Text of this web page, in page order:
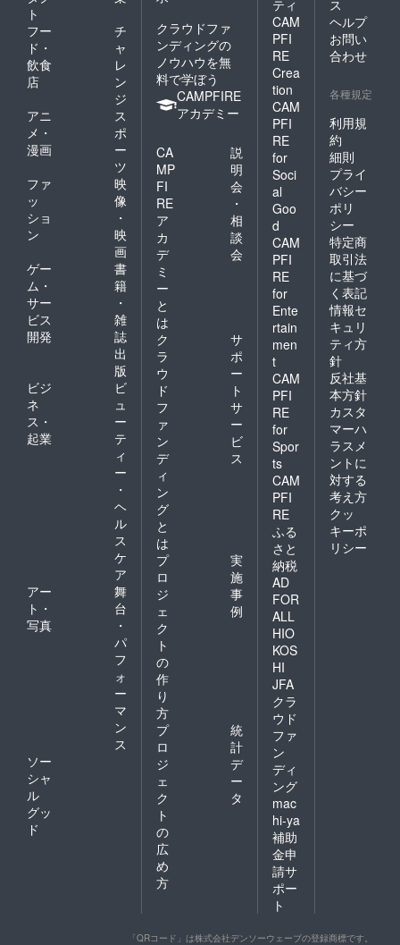
ト
フー
ド・
飲食
店
チ
ャ
レ
ン
ジ
アニ
メ・
漫画
ス
ポ
ー
ツ
ファ
ッ
ショ
ン
映
像
・
映
画
ゲー
ム・
サー
ビス
開発
書
籍
・
雑
誌
出
版
ビジ
ネ
ス・
起業
ビ
ュ
ー
テ
ィ
ー
・
ヘ
ル
ス
ケ
ア
アー
ト・
写真
舞
台
・
パ
フ
ォ
ー
マ
ン
ス
ソー
シャ
ル
グッ
ド
クラウドファ
ンディングの
ノウハウを無
料で学ぼう
CAMPFIRE
アカデミー
CA
MP
FI
RE
ア
カ
デ
ミ
ー
と
は
説
明
会
・
相
談
会
ク
ラ
ウ
ド
フ
ァ
ン
デ
ィ
ン
グ
と
は
サ
ポ
ー
ト
サ
ー
ビ
ス
プ
ロ
ジ
ェ
ク
ト
の
作
り
方
実
施
事
例
プ
ロ
ジ
ェ
ク
ト
の
広
め
方
統
計
デ
ー
タ
ティ
CAM
PFI
RE
Crea
tion
CAM
PFI
RE
for
Soci
al
Goo
d
CAM
PFI
RE
for
Ente
rtain
men
t
CAM
PFI
RE
for
Spor
ts
CAM
PFI
RE
ふる
さと
納税
AD
FOR
ALL
HIO
KOS
HI
JFA
クラ
ウド
ファ
ン
ディ
ング
mac
hi-ya
補助
金申
請サ
ポー
ト
ス
ヘルプ
お問い
合わせ
各種規定
利用規
約
細則
プライ
バシー
ポリ
シー
特定商
取引法
に基づ
く表記
情報セ
キュリ
ティ方
針
反社基
本方針
カスタ
マーハ
ラスメ
ントに
対する
考え方
クッ
キーポ
リシー
「QRコード」は株式会社デンソーウェーブの登録商標です。